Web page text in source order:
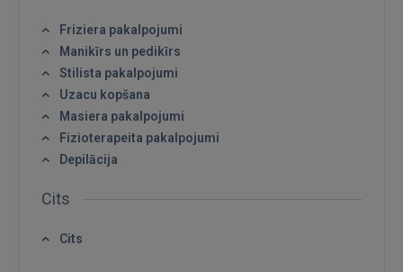
Friziera pakalpojumi
Manikīrs un pedikīrs
Stilista pakalpojumi
Uzacu kopšana
Masiera pakalpojumi
Fizioterapeita pakalpojumi
Depilācija
Cits
Cits